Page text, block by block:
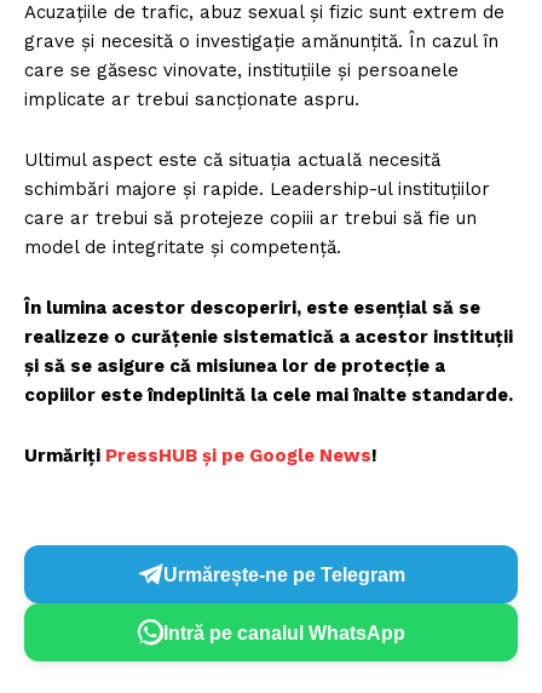
Acuzațiile de trafic, abuz sexual și fizic sunt extrem de
grave și necesită o investigație amănunțită. În cazul în
care se găsesc vinovate, instituțiile și persoanele
implicate ar trebui sancționate aspru.
Ultimul aspect este că situația actuală necesită
schimbări majore și rapide. Leadership-ul instituțiilor
care ar trebui să protejeze copiii ar trebui să fie un
model de integritate și competență.
În lumina acestor descoperiri, este esențial să se
realizeze o curățenie sistematică a acestor instituții
și să se asigure că misiunea lor de protecție a
copiilor este îndeplinită la cele mai înalte standarde.
Urmăriți PressHUB și pe Google News!
Urmărește-ne pe Telegram
Intră pe canalul WhatsApp